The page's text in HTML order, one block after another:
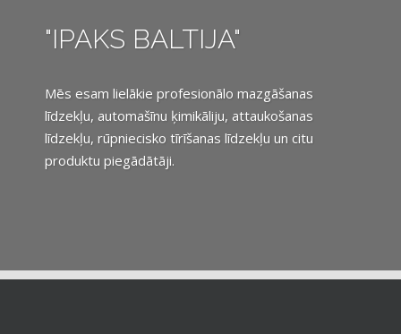
"IPAKS BALTIJA"
Mēs esam lielākie profesionālo mazgāšanas
līdzekļu, automašīnu ķimikāliju, attaukošanas
līdzekļu, rūpniecisko tīrīšanas līdzekļu un citu
produktu piegādātāji.